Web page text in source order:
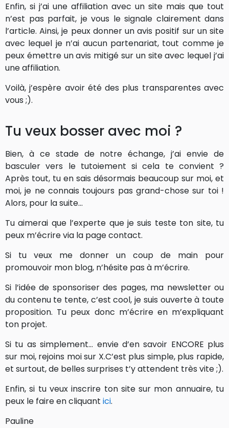
Enfin, si j’ai une affiliation avec un site mais que tout
n’est pas parfait, je vous le signale clairement dans
l’article. Ainsi, je peux donner un avis positif sur un site
avec lequel je n’ai aucun partenariat, tout comme je
peux émettre un avis mitigé sur un site avec lequel j’ai
une affiliation.
Voilà, j’espère avoir été des plus transparentes avec
vous ;).
Tu veux bosser avec moi ?
Bien, à ce stade de notre échange, j’ai envie de
basculer vers le tutoiement si cela te convient ?
Après tout, tu en sais désormais beaucoup sur moi, et
moi, je ne connais toujours pas grand-chose sur toi !
Alors, pour la suite…
Tu aimerai que l’experte que je suis teste ton site, tu
peux m’écrire via la page contact.
Si tu veux me donner un coup de main pour
promouvoir mon blog, n’hésite pas à m’écrire.
Si l’idée de sponsoriser des pages, ma newsletter ou
du contenu te tente, c’est cool, je suis ouverte à toute
proposition. Tu peux donc m’écrire en m’expliquant
ton projet.
Si tu as simplement… envie d’en savoir ENCORE plus
sur moi, rejoins moi sur X.C’est plus simple, plus rapide,
et surtout, de belles surprises t’y attendent très vite ;).
Enfin, si tu veux inscrire ton site sur mon annuaire, tu
peux le faire en cliquant ici.
Pauline